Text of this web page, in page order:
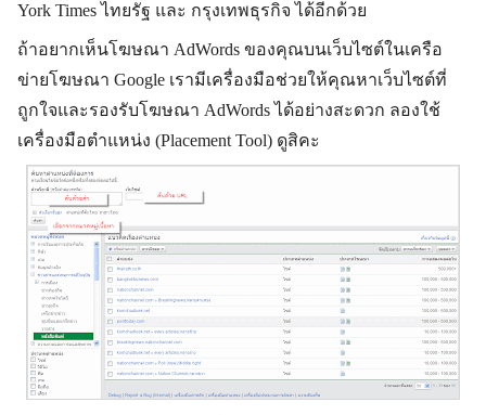
York Times ไทยรัฐ และ กรุงเทพธุรกิจ ได้อีกด้วย
ถ้าอยากเห็นโฆษณา AdWords ของคุณบนเว็บไซต์ในเครือ
ข่ายโฆษณา Google เรามีเครื่องมือช่วยให้คุณหาเว็บไซต์ที่
ถูกใจและรองรับโฆษณา AdWords ได้อย่างสะดวก ลองใช้
เครื่องมือตำแหน่ง (Placement Tool) ดูสิคะ